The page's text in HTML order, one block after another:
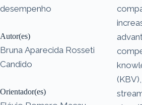
desempenho
Autor(es)
Bruna Aparecida Rosseti
Candido
Orientador(es)